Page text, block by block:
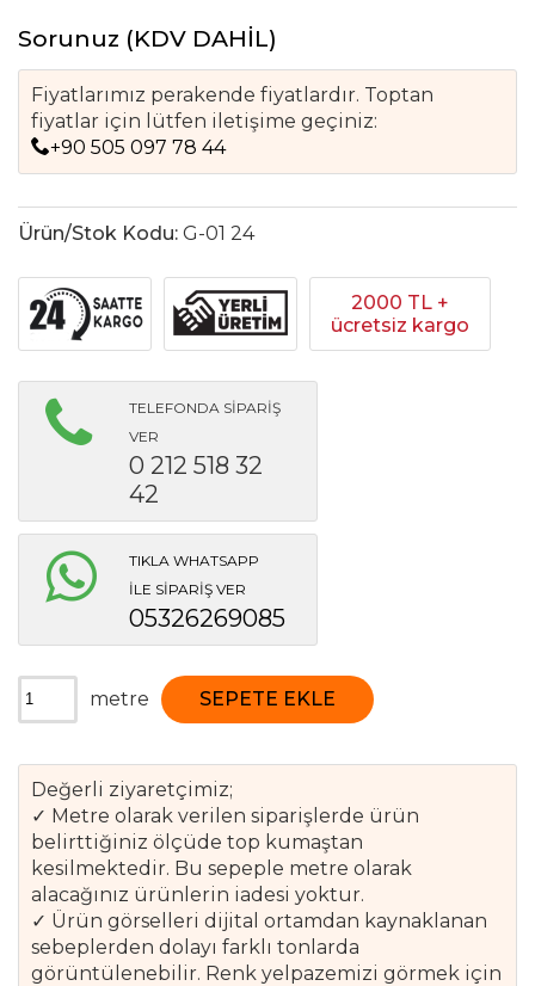
Sorunuz (KDV DAHİL)
Fiyatlarımız perakende fiyatlardır. Toptan
fiyatlar için lütfen iletişime geçiniz:
+90 505 097 78 44
Ürün/Stok Kodu: G-01 24
2000 TL +
ücretsiz kargo
TELEFONDA SİPARİŞ
VER
0 212 518 32
42
TIKLA WHATSAPP
İLE SİPARİŞ VER
05326269085
metre SEPETE EKLE
Değerli ziyaretçimiz;
✓ Metre olarak verilen siparişlerde ürün
belirttiğiniz ölçüde top kumaştan
kesilmektedir. Bu sepeple metre olarak
alacağınız ürünlerin iadesi yoktur.
✓ Ürün görselleri dijital ortamdan kaynaklanan
sebeplerden dolayı farklı tonlarda
görüntülenebilir. Renk yelpazemizi görmek için